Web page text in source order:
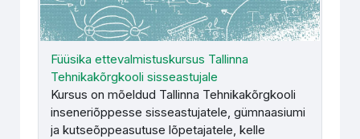
Füüsika ettevalmistuskursus Tallinna
Tehnikakõrgkooli sisseastujale
Kursus on mõeldud Tallinna Tehnikakõrgkooli
inseneriõppesse sisseastujatele, gümnaasiumi
ja kutseõppeasutuse lõpetajatele, kelle